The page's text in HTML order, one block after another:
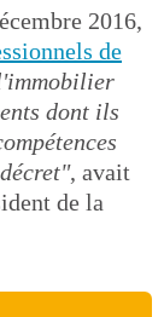
2016,
de
dont ils
, avait
de la